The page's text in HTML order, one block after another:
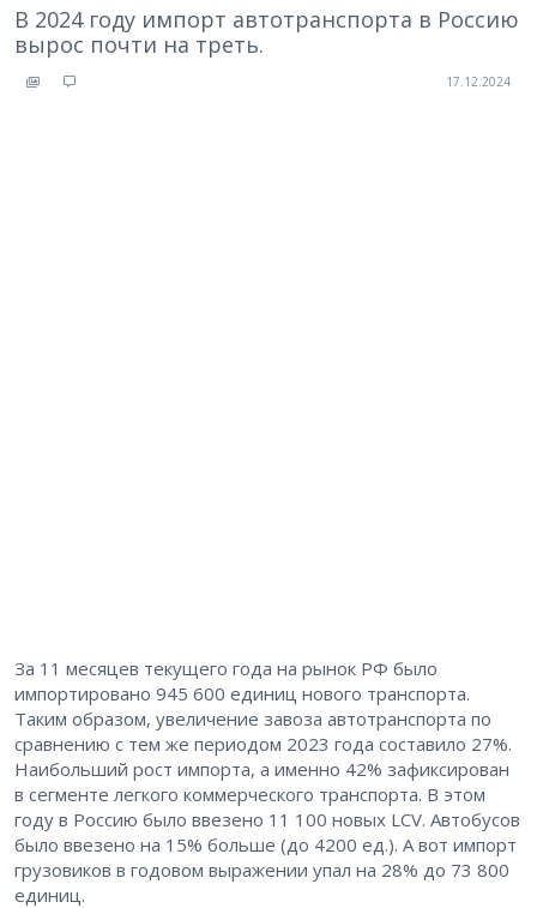
В 2024 году импорт автотранспорта в Россию
вырос почти на треть.
17.12.2024
За 11 месяцев текущего года на рынок РФ было
импортировано 945 600 единиц нового транспорта.
Таким образом, увеличение завоза автотранспорта по
сравнению с тем же периодом 2023 года составило 27%.
Наибольший рост импорта, а именно 42% зафиксирован
в сегменте легкого коммерческого транспорта. В этом
году в Россию было ввезено 11 100 новых LCV. Автобусов
было ввезено на 15% больше (до 4200 ед.). А вот импорт
грузовиков в годовом выражении упал на 28% до 73 800
единиц.